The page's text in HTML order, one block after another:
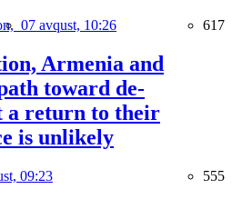
07 avqust, 10:26 617
Armenia and
toward de-
a return to their
is unlikely
09:23 555